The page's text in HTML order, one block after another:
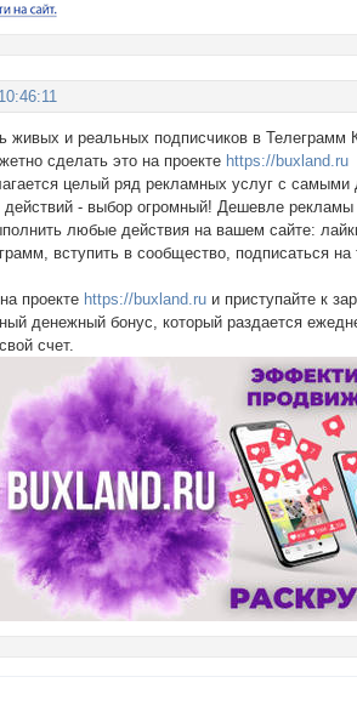
живых и реальных подписчиков в
сделать это на проекте https://buxland.ru
целый ряд рекламных услуг с
- выбор огромный! Дешевле рекламы
любые действия на вашем сайте:
вступить в сообщество, подписаться
проекте https://buxland.ru и приступайте к
денежный бонус, который раздается
счет.